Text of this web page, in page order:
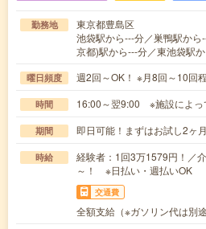
勤務地
東京都豊島区
池袋駅から---分／巣鴨駅か
京都)駅から---分／東池袋駅
曜日頻度 週2回～OK！ ※月8回～10回
時間 16:00～翌9:00 ※施設によっ
期間 即日可能！まずはお試し2ヶ
時給
経験者：1回3万1579円！／
～！ ※日払い・週払いOK
交通費
全額支給（※ガソリン代は別